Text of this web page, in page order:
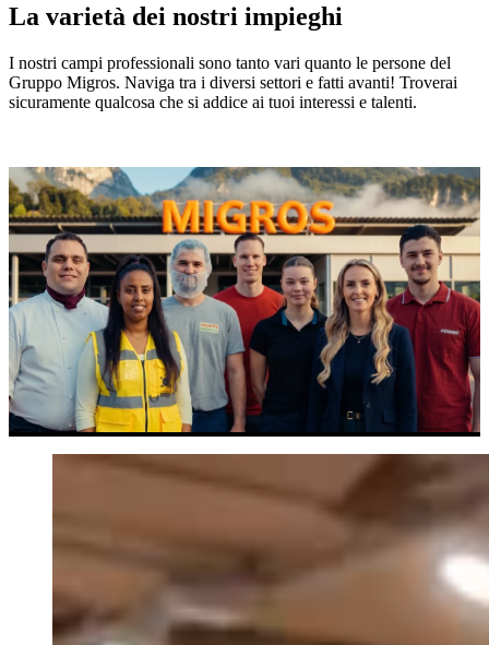
La varietà dei nostri impieghi
I nostri campi professionali sono tanto vari quanto le persone del
Gruppo Migros. Naviga tra i diversi settori e fatti avanti! Troverai
sicuramente qualcosa che si addice ai tuoi interessi e talenti.